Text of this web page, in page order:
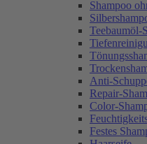
Shampoo
Teebaumöl-
Anti-
Repair-
Color-
Festes